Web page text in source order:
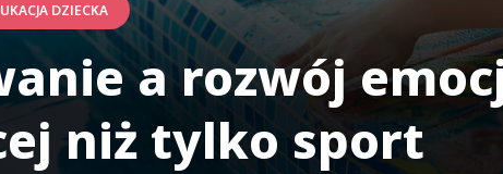
DZIECKA
a rozwój
niż tylko sport